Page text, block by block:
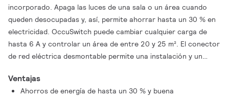
incorporado. Apaga las luces de una sala o un área cuando
queden desocupadas y, así, permite ahorrar hasta un 30 % en
electricidad. OccuSwitch puede cambiar cualquier carga de
hasta 6 A y controlar un área de entre 20 y 25 m². El conector
de red eléctrica desmontable permite una instalación y un
Ventajas
Ahorros de energía de hasta un 30 % y buena